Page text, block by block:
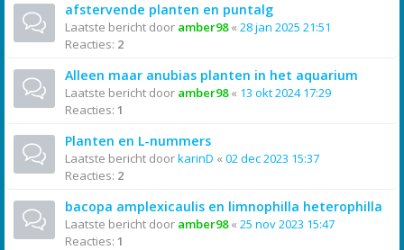
afstervende planten en puntalg
Laatste bericht door amber98« 28 jan 2025 21:51
Reacties: 2
Alleen maar anubias planten in het aquarium
Laatste bericht door amber98« 13 okt 2024 17:29
Reacties: 1
Planten en L-nummers
Laatste bericht doorkarinD « 02 dec 2023 15:37
Reacties: 2
bacopa amplexicaulis en limnophilla heterophilla
Laatste bericht door amber98« 25 nov 2023 15:47
Reacties: 1